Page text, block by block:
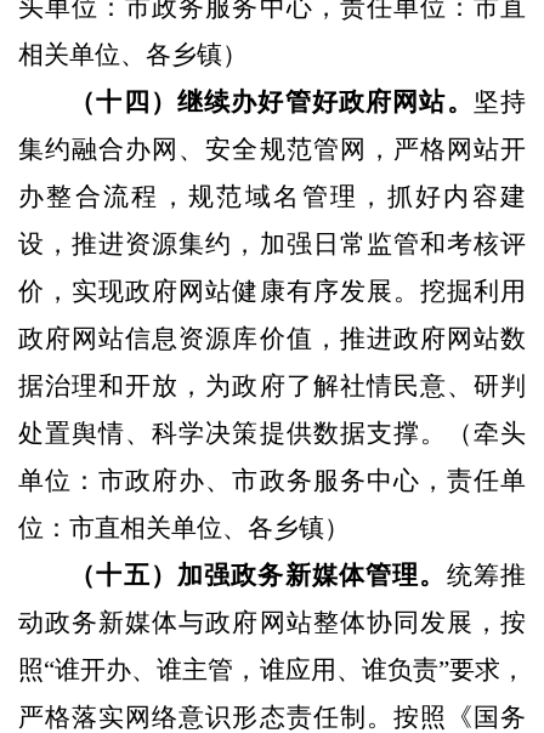
头单位：市政务服务中心，责任单位：市直
相关单位、各乡镇）
（十四）继续办好管好政府网站。 坚持
集约融合办网、安全规范管网，严格网站开
办整合流程，规范域名管理，抓好内容建
设，推进资源集约，加强日常监管和考核评
价，实现政府网站健康有序发展。挖掘利用
政府网站信息资源库价值，推进政府网站数
据治理和开放，为政府了解社情民意、研判
处置舆情、科学决策提供数据支撑。
（牵头
单位：市政府办、市政务服务中心，责任单
位：市直相关单位、各乡镇）
（十五）加强政务新媒体管理。 统筹推
动政务新媒体与政府网站整体协同发展，按
照“谁开办、谁主管，谁应用、谁负责”要求，
严格落实网络意识形态责任制。按照《国务